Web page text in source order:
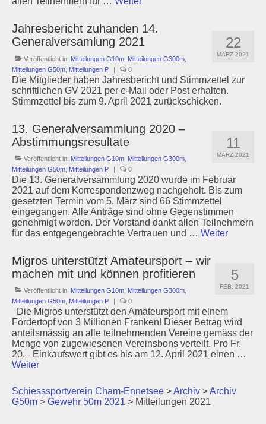
22
MÄRZ 2021
Jahresbericht zuhanden 14.
Generalversamlung 2021
Veröffentlicht in: Mitteilungen G10m Mitteilungen G300m
Mitteilungen G50m Mitteilungen P | 0
Die Mitglieder haben Jahresbericht und Stimmzettel zur
schriftlichen GV 2021 per e-Mail oder Post erhalten.
Stimmzettel bis zum 9. April 2021 zurückschicken.
11
MÄRZ 2021
13. Generalversammlung 2020 –
Abstimmungsresultate
Veröffentlicht in: Mitteilungen G10m Mitteilungen G300m
Mitteilungen G50m Mitteilungen P | 0
Die 13. Generalversammlung 2020 wurde im Februar
2021 auf dem Korrespondenzweg nachgeholt. Bis zum
gesetzten Termin vom 5. März sind 66 Stimmzettel
eingegangen. Alle Anträge sind ohne Gegenstimmen
genehmigt worden. Der Vorstand dankt allen Teilnehmern
für das entgegengebrachte Vertrauen und … Weiter
5
FEB. 2021
Migros unterstützt Amateursport – wir
machen mit und können profitieren
Veröffentlicht in: Mitteilungen G10m Mitteilungen G300m
Mitteilungen G50m Mitteilungen P | 0
Die Migros unterstützt den Amateursport mit einem
Fördertopf von 3 Millionen Franken! Dieser Betrag wird
anteilsmässig an alle teilnehmenden Vereine gemäss der
Menge von zugewiesenen Vereinsbons verteilt. Pro Fr.
20.– Einkaufswert gibt es bis am 12. April 2021 einen …
Weiter
Schiesssportverein Cham-Ennetsee >Archiv >Archiv
G50m > Gewehr 50m 2021 > Mitteilungen 2021